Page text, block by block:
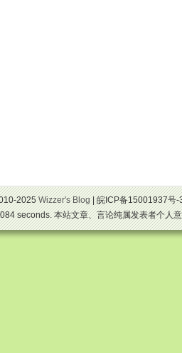
2025Wizzer's Blog| 皖ICP备15001937号
seconds. 本站文章、言论纯属发表者个人